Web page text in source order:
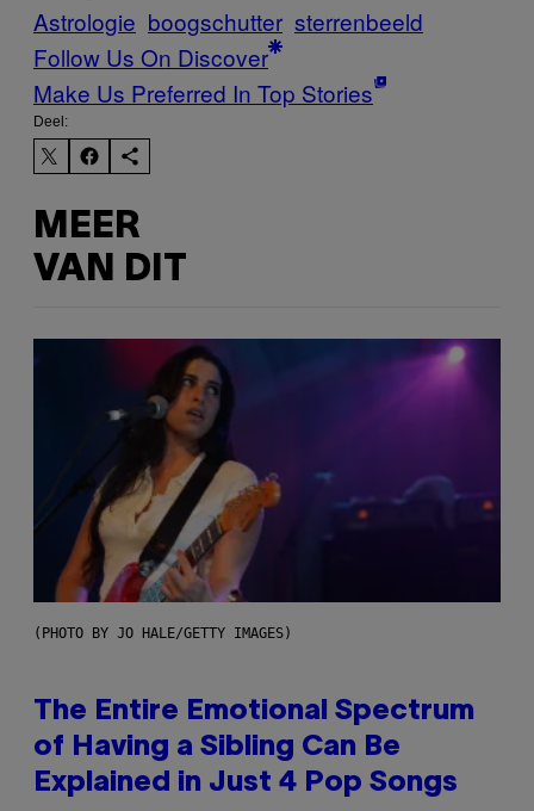
Astrologie boogschutter sterrenbeeld
Follow Us On Discover
Make Us Preferred In Top Stories
Deel:
MEER
VAN DIT
(PHOTO BY JO HALE/GETTY IMAGES)
The Entire Emotional Spectrum
of Having a Sibling Can Be
Explained in Just 4 Pop Songs